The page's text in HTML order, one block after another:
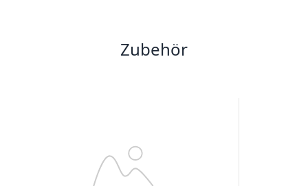
Zubehör